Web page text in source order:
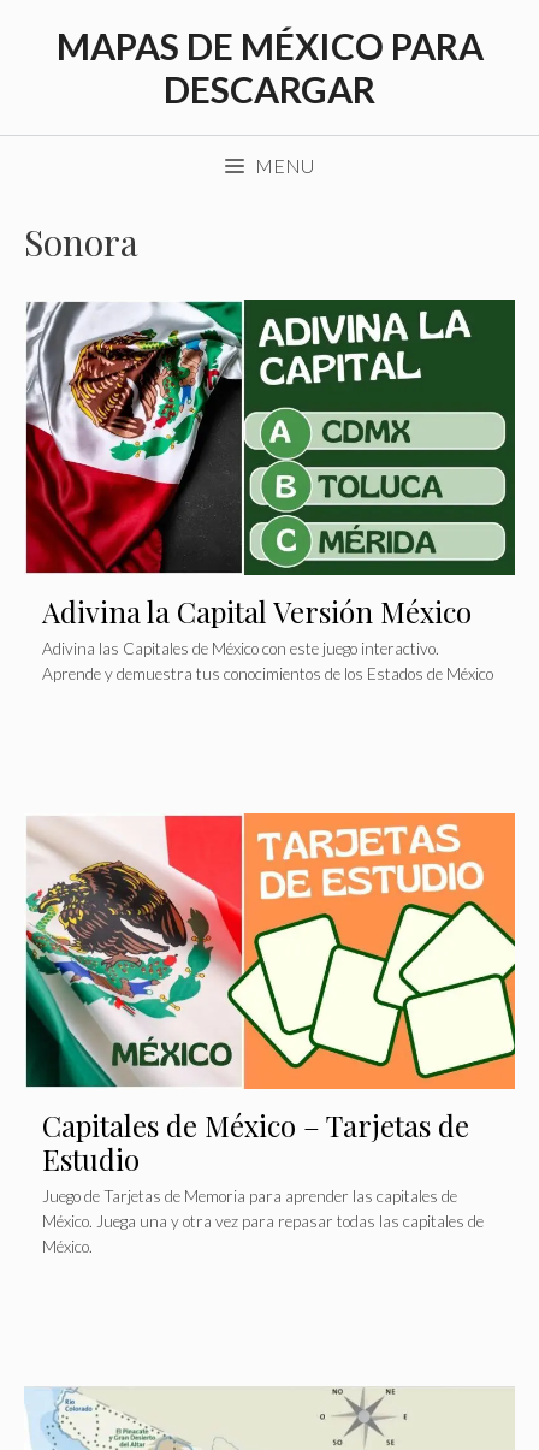
MAPAS DE MÉXICO PARA
DESCARGAR
MENU
Sonora
Adivina la Capital Versión México
Adivina las Capitales de México con este juego interactivo.
Aprende y demuestra tus conocimientos de los Estados de México
Capitales de México – Tarjetas de
Estudio
Juego de Tarjetas de Memoria para aprender las capitales de
México. Juega una y otra vez para repasar todas las capitales de
México.